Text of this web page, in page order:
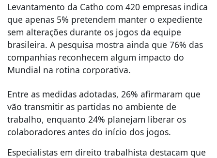
Levantamento da Catho com 420 empresas indica
que apenas 5% pretendem manter o expediente
sem alterações durante os jogos da equipe
brasileira. A pesquisa mostra ainda que 76% das
companhias reconhecem algum impacto do
Mundial na rotina corporativa.
Entre as medidas adotadas, 26% afirmaram que
vão transmitir as partidas no ambiente de
trabalho, enquanto 24% planejam liberar os
colaboradores antes do início dos jogos.
Especialistas em direito trabalhista destacam que